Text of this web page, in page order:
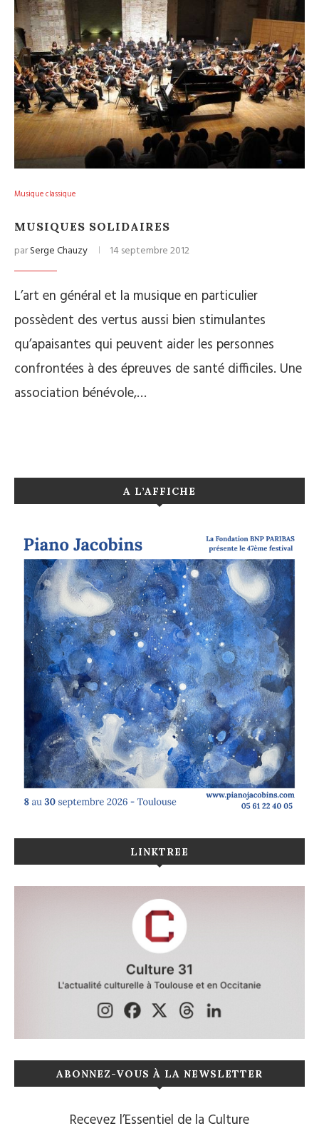
Musique classique
MUSIQUES SOLIDAIRES
parSerge Chauzy 14 septembre 2012
L’art en général et la musique en particulier
possèdent des vertus aussi bien stimulantes
qu’apaisantes qui peuvent aider les personnes
confrontées à des épreuves de santé difficiles. Une
association bénévole,…
A L’AFFICHE
LINKTREE
ABONNEZ-VOUS À LA NEWSLETTER
Recevez l’Essentiel de la Culture